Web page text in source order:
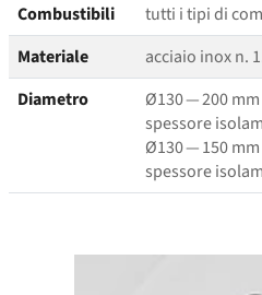
Combustibili
tutti i tipi di
Materiale
acciaio inox n.
Diametro
Ø130 — 200
spessore
Ø130 — 150
spessore